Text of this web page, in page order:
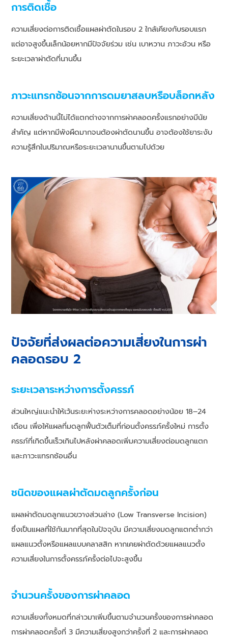
การติดเชื้อ
ความเสี่ยงต่อการติดเชื้อแผลผ่าตัดในรอบ 2 ใกล้เคียงกับรอบแรก
แต่อาจสูงขึ้นเล็กน้อยหากมีปัจจัยร่วม เช่น เบาหวาน ภาวะอ้วน หรือ
ระยะเวลาผ่าตัดที่นานขึ้น
ภาวะแทรกซ้อนจากการดมยาสลบหรือบล็อกหลัง
ความเสี่ยงด้านนี้ไม่ได้แตกต่างจากการผ่าคลอดครั้งแรกอย่างมีนัย
สำคัญ แต่หากมีพังผืดมากจนต้องผ่าตัดนานขึ้น อาจต้องใช้ยาระงับ
ความรู้สึกในปริมาณหรือระยะเวลานานขึ้นตามไปด้วย
ปัจจัยที่ส่งผลต่อความเสี่ยงในการผ่า
คลอดรอบ 2
ระยะเวลาระหว่างการตั้งครรภ์
ส่วนใหญ่แนะนำให้เว้นระยะห่างระหว่างการคลอดอย่างน้อย 18–24
เดือน เพื่อให้แผลที่มดลูกฟื้นตัวเต็มที่ก่อนตั้งครรภ์ครั้งใหม่ การตั้ง
ครรภ์ที่เกิดขึ้นเร็วเกินไปหลังผ่าคลอดเพิ่มความเสี่ยงต่อมดลูกแตก
และภาวะแทรกซ้อนอื่น
ชนิดของแผลผ่าตัดมดลูกครั้งก่อน
แผลผ่าตัดมดลูกแนวขวางส่วนล่าง (Low Transverse Incision)
ซึ่งเป็นแผลที่ใช้กันมากที่สุดในปัจจุบัน มีความเสี่ยงมดลูกแตกต่ำกว่า
แผลแนวตั้งหรือแผลแบบคลาสสิก หากเคยผ่าตัดด้วยแผลแนวตั้ง
ความเสี่ยงในการตั้งครรภ์ครั้งต่อไปจะสูงขึ้น
จำนวนครั้งของการผ่าคลอด
ความเสี่ยงทั้งหมดที่กล่าวมาเพิ่มขึ้นตามจำนวนครั้งของการผ่าคลอด
การผ่าคลอดครั้งที่ 3 มีความเสี่ยงสูงกว่าครั้งที่ 2 และการผ่าคลอด